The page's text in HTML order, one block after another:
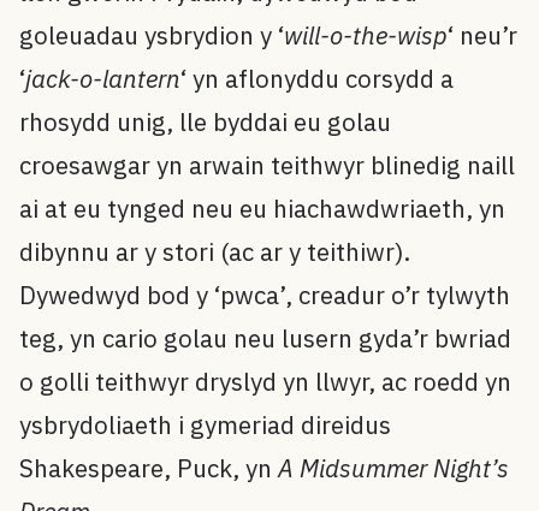
goleuadau ysbrydion y ‘will-o-the-wisp‘ neu’r
‘jack-o-lantern‘ yn aflonyddu corsydd a
rhosydd unig, lle byddai eu golau
croesawgar yn arwain teithwyr blinedig naill
ai at eu tynged neu eu hiachawdwriaeth, yn
dibynnu ar y stori (ac ar y teithiwr).
Dywedwyd bod y ‘pwca’, creadur o’r tylwyth
teg, yn cario golau neu lusern gyda’r bwriad
o golli teithwyr dryslyd yn llwyr, ac roedd yn
ysbrydoliaeth i gymeriad direidus
Shakespeare, Puck, ynA Midsummer Night’s